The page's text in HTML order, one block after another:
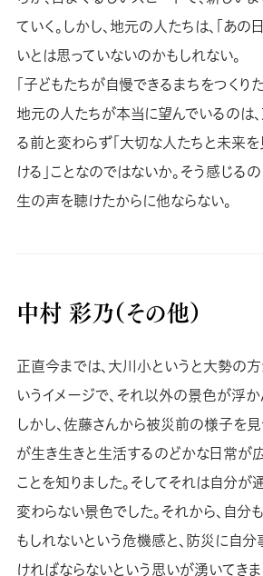
ていく。しかし、地元の人たちは、「あの
いとは思っていないのかもしれない。
「子どもたちが自慢できるまちをつくりた
地元の人たちが本当に望んでいるのは
る前と変わらず「大切な人たちと未来
ける」ことなのではないか。そう感じる
生の声を聴けたからに他ならない。
中村 彩乃（その他）
正直今までは、大川小というと大勢の
いうイメージで、それ以外の景色が浮か
しかし、佐藤さんから被災前の様子を
が生き生きと生活するのどかな日常が
ことを知りました。そしてそれは自分が
変わらない景色でした。それから、自分
もしれないという危機感と、防災に自
ければならないという思いが湧いてき